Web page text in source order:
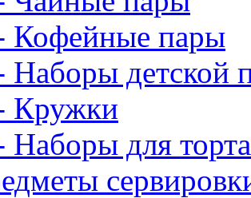
Кофейные пары
Наборы детской
Кружки
Наборы для торта